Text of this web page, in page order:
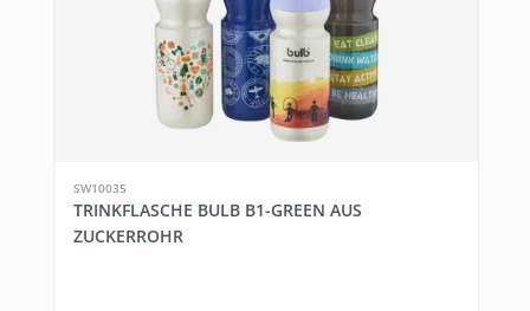
SW10035
TRINKFLASCHE BULB B1-GREEN AUS
ZUCKERROHR